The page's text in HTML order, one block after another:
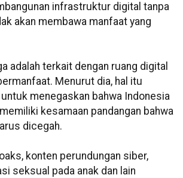
infrastruktur digital tanpa
akan membawa manfaat yang
adalah terkait dengan ruang digital
Menurut dia, hal itu
menegaskan bahwa Indonesia
kesamaan pandangan bahwa
dicegah.
konten perundungan siber,
seksual pada anak dan lain